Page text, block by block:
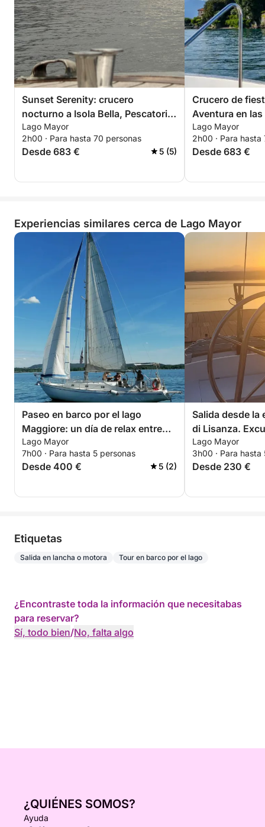
Sunset Serenity: crucero
nocturno a Isola Bella, Pescatori y
Madre
Lago Mayor
2h00 · Para hasta 70 personas
Desde 683 € 5 (5)
Crucero de
Aventura en
para fomentar
equipo y
Lago Mayor
2h00 · Para
Desde 683 €
Experiencias similares cerca de Lago Mayor
Paseo en barco por el lago
Maggiore: un día de relax entre
Ispra y la ermita de Santa
Caterina.
Lago Mayor
7h00 · Para hasta 5 personas
Desde 400 € 5 (2)
Salida desde la
di Lisanza. Excursión al atardecer
con aperitivo
Angera –
lago Mayor
Lago Mayor
3h00 · Para hasta
Desde 230 €
Etiquetas
Salida en lancha o motora Tour en barco por el lago
¿Encontraste toda la información que necesitabas
para reservar?
Sí, todo bien/No, falta algo
¿QUIÉNES SOMOS?
Ayuda